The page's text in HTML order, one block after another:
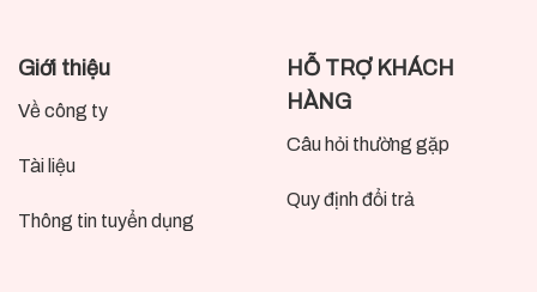
Giới thiệu
Về công ty
Tài liệu
Thông tin tuyển dụng
HỖ TRỢ KHÁCH
HÀNG
Câu hỏi thường gặp
Quy định đổi trả